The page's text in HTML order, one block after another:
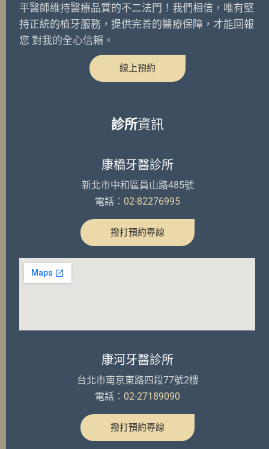
平醫師維持醫療品質的不二法門！我們相信，唯有堅
持正統的植牙服務，提供完善的醫療保障，才能回報
您 對我的全心信賴。
線上預約
診所資訊
康橋牙醫診所
新北市中和區員山路485號
電話： 02-82276995
撥打預約專線
康河牙醫診所
台北市南京東路四段77號2樓
電話： 02-27189090
撥打預約專線